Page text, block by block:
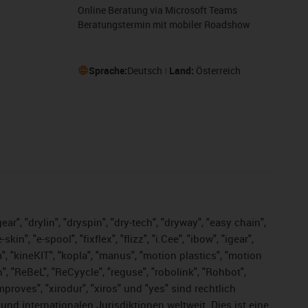
Online Beratung via Microsoft Teams
Beratungstermin mit mobiler Roadshow
Sprache:Deutsch Land: Österreich
"drylin", "dryspin", "dry-tech", "dryway", "easy chain",
"e-spool", "fixflex", "flizz", "i.Cee", "ibow", "igear",
"kineKIT", "kopla", "manus", "motion plastics", "motion
"ReCyycle", "reguse", "robolink", "Rohbot",
"xirodur", "xiros" und "yes" sind rechtlich
internationalen Jurisdiktionen weltweit. Dies ist eine